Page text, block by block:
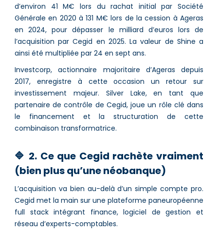
d’environ 41 M€ lors du rachat initial par Société
Générale en 2020 à 131 M€ lors de la cession à Ageras
en 2024, pour dépasser le milliard d’euros lors de
l’acquisition par Cegid en 2025. La valeur de Shine a
ainsi été multipliée par 24 en sept ans.
Investcorp, actionnaire majoritaire d’Ageras depuis
2017, enregistre à cette occasion un retour sur
investissement majeur. Silver Lake, en tant que
partenaire de contrôle de Cegid, joue un rôle clé dans
le financement et la structuration de cette
combinaison transformatrice.
🔷 2. Ce que Cegid rachète vraiment
(bien plus qu’une néobanque)
L’acquisition va bien au-delà d’un simple compte pro.
Cegid met la main sur une plateforme paneuropéenne
full stack intégrant finance, logiciel de gestion et
réseau d’experts-comptables.